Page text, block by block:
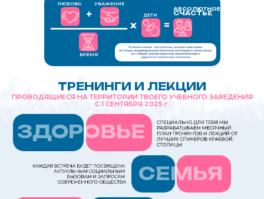
х
_____________ =
+ СЧАСТЬЕ
ВРЕМЯ
АБСОЛЮТНОЕ
ДЕТИ
УВАЖЕНИЕ
ЛЮБОВЬ